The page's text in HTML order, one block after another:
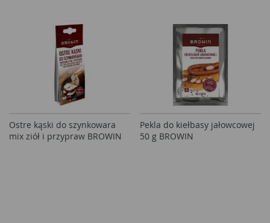
Ostre kąski do szynkowara
mix ziół i przypraw BROWIN
Pekla do kiełbasy jałowcowej
50 g BROWIN